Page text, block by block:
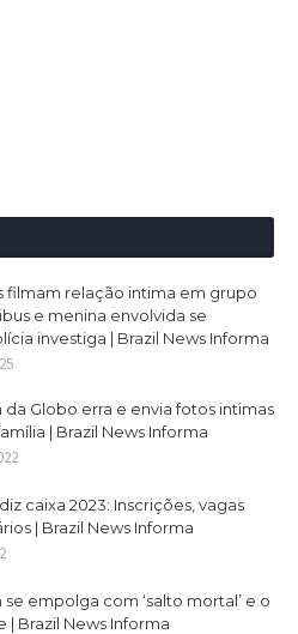
filmam relação intima em grupo
e menina envolvida se
investiga | Brazil News Informa
Globo erra e envia fotos intimas
| Brazil News Informa
caixa 2023: Inscrições, vagas
| Brazil News Informa
empolga com ‘salto mortal’ e o
Brazil News Informa